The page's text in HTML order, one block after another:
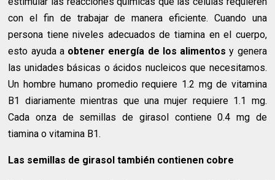
con el fin de trabajar de manera eficiente. Cuando una
persona tiene niveles adecuados de tiamina en el cuerpo,
esto ayuda a obtener energía de los alimentos y genera
las unidades básicas o ácidos nucleicos que necesitamos.
Un hombre humano promedio requiere 1.2 mg de vitamina
B1 diariamente mientras que una mujer requiere 1.1 mg.
Cada onza de semillas de girasol contiene 0.4 mg de
tiamina o vitamina B1.
Las semillas de girasol también contienen cobre